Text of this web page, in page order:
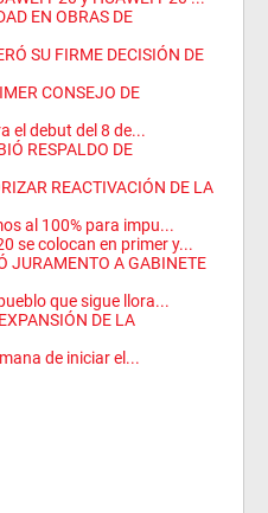
EN OBRAS DE
SU FIRME DECISIÓN DE
CONSEJO DE
el debut del 8 de...
RESPALDO DE
REACTIVACIÓN DE LA
al 100% para impu...
se colocan en primer y...
JURAMENTO A GABINETE
que sigue llora...
DE LA
de iniciar el...